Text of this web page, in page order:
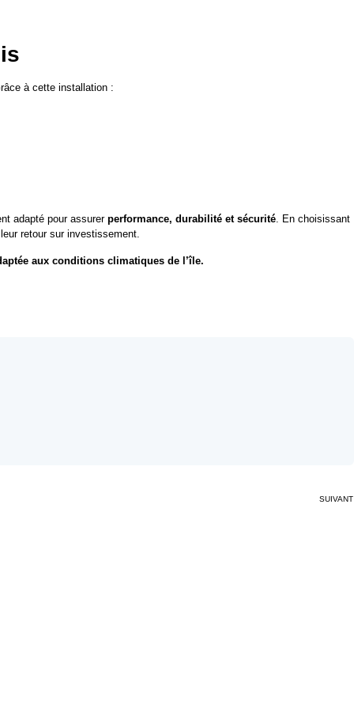
à cette installation :
adapté pour assurer performance, durabilité et sécurité. En choisissant
retour sur investissement.
aux conditions climatiques de l’île.
SUIVANT